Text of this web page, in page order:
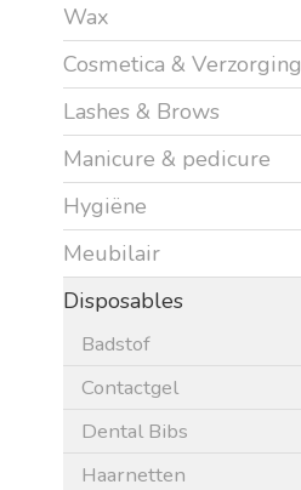
Wax
Cosmetica & Verzorging
Lashes & Brows
Manicure & pedicure
Hygiëne
Meubilair
Disposables
Badstof
Contactgel
Dental Bibs
Haarnetten